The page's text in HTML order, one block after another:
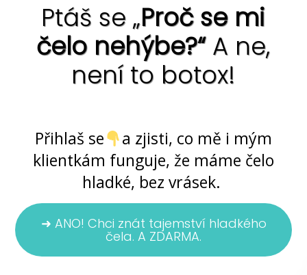
Ptáš se „Proč se mi
čelo nehýbe?“A ne,
není to botox!
Přihlaš se
a zjisti, co mě i mým
klientkám funguje, že máme čelo
hladké, bez vrásek.
➜ ANO! Chci znát tajemství hladkého
čela. A ZDARMA.